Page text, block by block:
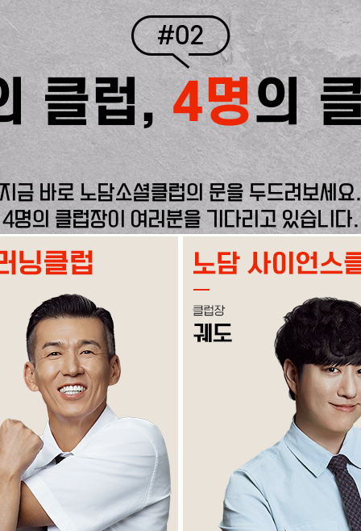
#02
클럽,4명의
지금 바로 노담소셜클럽의 문을 두드려보세요.
4명의 클럽장이 여러분을 기다리고 있습니다.